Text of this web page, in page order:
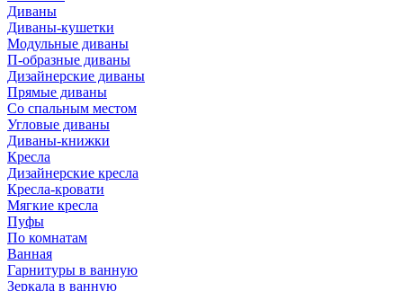
Диваны
Диваны-кушетки
Модульные диваны
П-образные диваны
Дизайнерские диваны
Прямые диваны
Со спальным местом
Угловые диваны
Диваны-книжки
Кресла
Дизайнерские кресла
Кресла-кровати
Мягкие кресла
Пуфы
По комнатам
Ванная
Гарнитуры в ванную
Зеркала в ванную